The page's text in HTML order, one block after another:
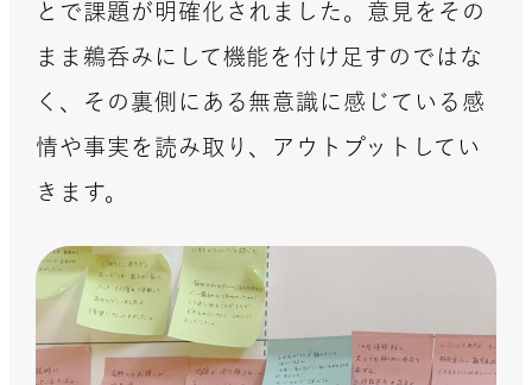
とで課題が明確化されました。意見をその
まま鵜呑みにして機能を付け足すのではな
く、その裏側にある無意識に感じている感
情や事実を読み取り、アウトプットしてい
きます。